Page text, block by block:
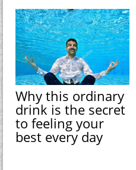
Why this ordinary
drink is the secret
to feeling your
best every day